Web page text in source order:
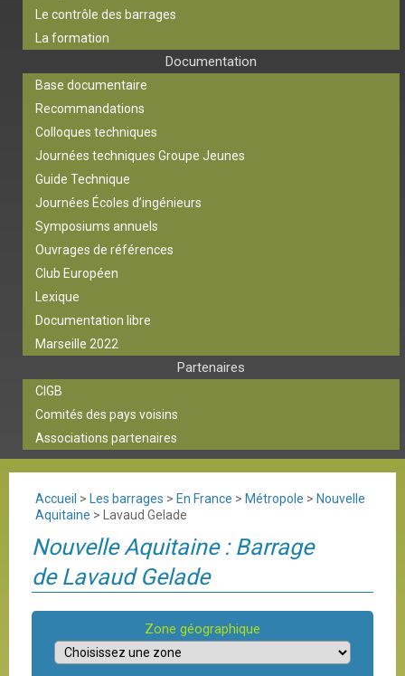
Le contrôle des barrages
La formation
Documentation
Base documentaire
Recommandations
Colloques techniques
Journées techniques Groupe Jeunes
Guide Technique
Journées Écoles d’ingénieurs
Symposiums annuels
Ouvrages de références
Club Européen
Lexique
Documentation libre
Marseille 2022
Partenaires
CIGB
Comités des pays voisins
Associations partenaires
Accueil > Les barrages > En France > Métropole > Nouvelle
Aquitaine > Lavaud Gelade
Nouvelle Aquitaine : Barrage
de Lavaud Gelade
Zone géographique